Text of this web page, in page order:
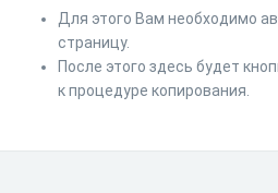
Для этого Вам необходимо
страницу.
После этого здесь будет
к процедуре копирования.